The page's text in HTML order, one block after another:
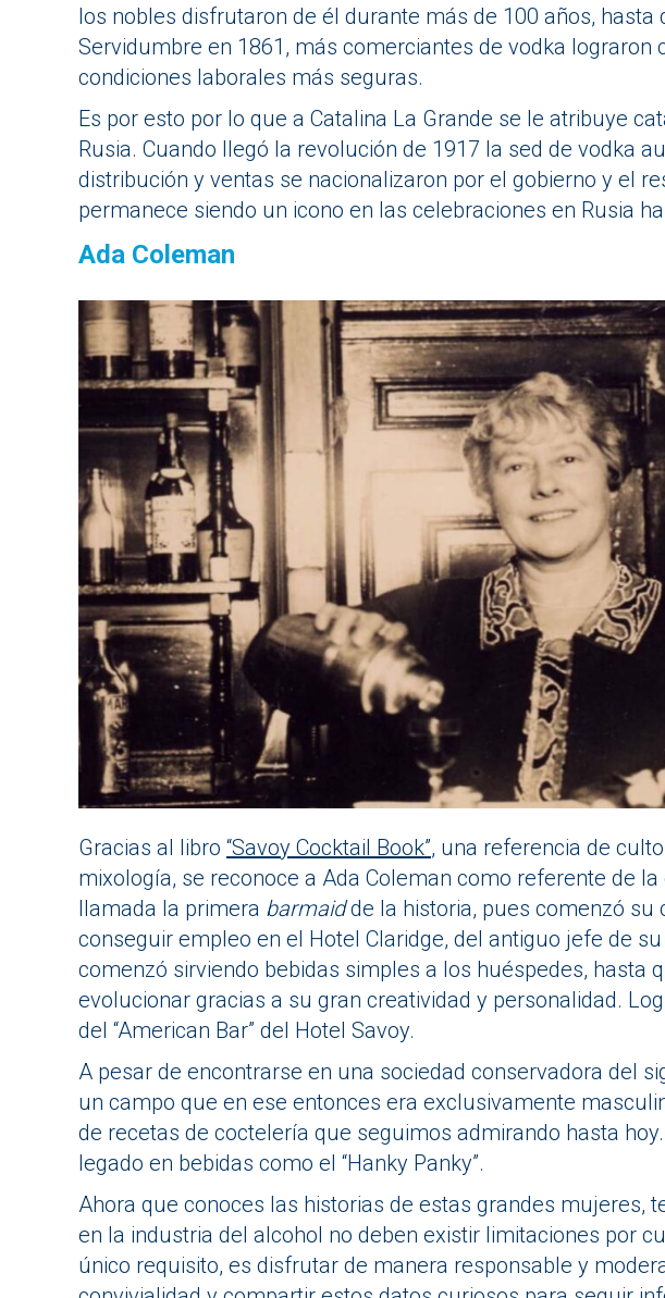
los nobles disfrutaron de él durante más de 100 años, hasta
Servidumbre en 1861, más comerciantes de vodka lograron
condiciones laborales más seguras.
Es por esto por lo que a Catalina La Grande se le atribuye
Rusia. Cuando llegó la revolución de 1917 la sed de vodka
distribución y ventas se nacionalizaron por el gobierno y el
permanece siendo un icono en las celebraciones en Rusia
Ada Coleman
Gracias al libro “Savoy Cocktail Book”, una referencia de
mixología, se reconoce a Ada Coleman como referente de
llamada la primera barmaidde la historia, pues comenzó su
conseguir empleo en el Hotel Claridge, del antiguo jefe de
comenzó sirviendo bebidas simples a los huéspedes, hasta
evolucionar gracias a su gran creatividad y personalidad.
del “American Bar” del Hotel Savoy.
A pesar de encontrarse en una sociedad conservadora del
un campo que en ese entonces era exclusivamente
de recetas de coctelería que seguimos admirando hasta
legado en bebidas como el “Hanky Panky”.
Ahora que conoces las historias de estas grandes mujeres,
en la industria del alcohol no deben existir limitaciones por
único requisito, es disfrutar de manera responsable y